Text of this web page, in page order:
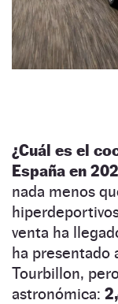
¿Cuál es el
España en
nada menos
venta ha
ha presentado
Tourbillon,
astronómica: